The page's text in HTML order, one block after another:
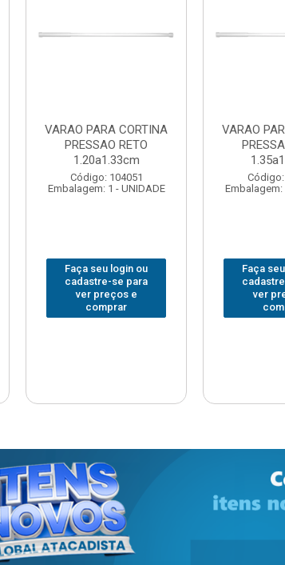
VARAO PARA CORTINA
PRESSAO RETO
1.35a1.48cm
Código: 104060
Embalagem: 1 - UNIDADE
Faça seu login ou
cadastre-se para
ver preços e
comprar
VARAO
Embalagem:
Faça
ver